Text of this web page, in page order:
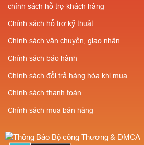
chính sách hỗ trợ khách hàng
Chính sách hỗ trợ kỹ thuật
Chính sách vận chuyển, giao nhận
Chính sách bảo hành
Chính sách đổi trả hàng hóa khi mua
Chính sách thanh toán
Chính sách mua bán hàng